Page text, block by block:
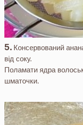
Консервований
від соку.
Поламати ядра
шматочки.